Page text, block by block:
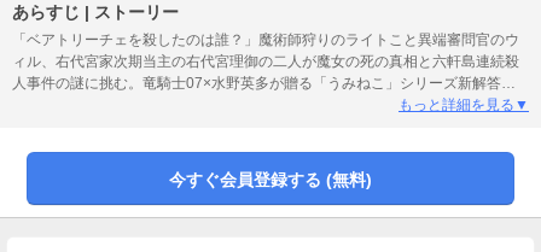
あらすじ | ストーリー
「ベアトリーチェを殺したのは誰？」魔術師狩りのライトこと異端審問官のウ
ィル、右代宮家次期当主の右代宮理御の二人が魔女の死の真相と六軒島連続殺
人事件の謎に挑む。竜騎士07×水野英多が贈る「うみねこ」シリーズ新解答
もっと詳細を見る▼
今すぐ会員登録する (無料)